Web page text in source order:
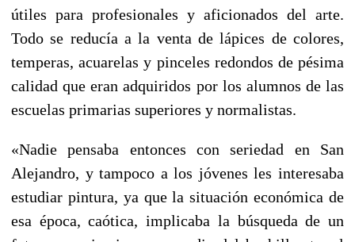
útiles para profesionales y aficionados del arte.
Todo se reducía a la venta de lápices de colores,
temperas, acuarelas y pinceles redondos de pésima
calidad que eran adquiridos por los alumnos de las
escuelas primarias superiores y normalistas.
«Nadie pensaba entonces con seriedad en San
Alejandro, y tampoco a los jóvenes les interesaba
estudiar pintura, ya que la situación económica de
esa época, caótica, implicaba la búsqueda de un